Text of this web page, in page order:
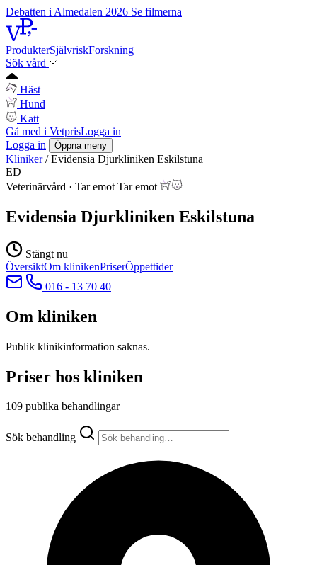
Debatten i Almedalen 2026 Se filmerna
ProdukterSjälvriskForskning
Sök vård
Häst
Hund
Katt
Gå med i VetprisLogga in
Logga in
Öppna meny
Kliniker / Evidensia Djurkliniken Eskilstuna
ED
Veterinärvård · Tar emot Tar emot
Evidensia Djurkliniken Eskilstuna
Stängt nu
ÖversiktOm klinikenPriserÖppettider
016 - 13 70 40
Om kliniken
Publik klinikinformation saknas.
Priser hos kliniken
109 publika behandlingar
Sök behandling